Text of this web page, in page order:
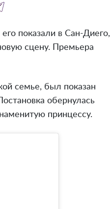
показали в Сан-Диего,
сцену. Премьера
семье, был показан
обернулась
принцессу.